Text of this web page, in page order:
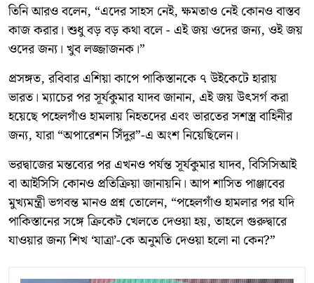
তিনি আরও বলেন, “এদের সাহস নেই, ক্ষমতাও নেই কোনও বাস্তব
কাজ করার। শুধু বড় বড় কথা বলে - এই জয় ওদের জন্য, ওই জয়
ওদের জন্য। খুব লজ্জাজনক।”
প্রসঙ্গত, রবিবার এশিয়া কাপে পাকিস্তানকে ৭ উইকেটে হারায়
ভারত। ম্যাচের পর সূর্যকুমার যাদব জানান, এই জয় উৎসর্গ করা
হয়েছে পহেলগাঁও হামলায় নিহতদের এবং ভারতের সশস্ত্র বাহিনীর
জন্য, যারা “অপারেশন সিঁদুর”-এ অংশ নিয়েছিলেন।
ভরদ্বাজের মন্তব্যের পর এখনও পর্যন্ত সূর্যকুমার যাদব, বিসিসিআই
বা আইসিসি কোনও প্রতিক্রিয়া জানায়নি। আপ শাসিত পাঞ্জাবের
মুখ্যমন্ত্রী ভগবন্ত মানও প্রশ্ন তোলেন, “পহেলগাঁও হামলার পর যদি
পাকিস্তানের সঙ্গে ক্রিকেট খেলতে দেওয়া হয়, তাহলে গুরুদ্বারে
যাওয়ার জন্য শিখ ‘যাত্রা’-কে অনুমতি দেওয়া হলো না কেন?”